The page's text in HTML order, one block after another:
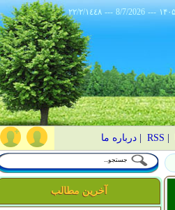
٢٢/٢/١٤٤٨ --- 8/7/2026 ---
RSS
|درباره ما
آخرین مطالب